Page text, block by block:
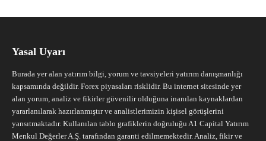
Yasal Uyarı
Burada yer alan yatırım bilgi, yorum ve tavsiyeleri yatırım danışmanlığı
kapsamında değildir. Forex piyasaları risklidir. Bu internet sitesinde yer
alan yorum, analiz ve fikirler güvenilir olduğuna inanılan kaynaklardan
yararlanılarak hazırlanmıştır ve analistlerimizin kişisel görüşlerini
yansıtmaktadır. Kullanılan tablo grafiklerin doğruluğu A1 Capital Yatırım
Menkul Değerler A.Ş. tarafından garanti edilmemektedir. Analiz, fikir ve